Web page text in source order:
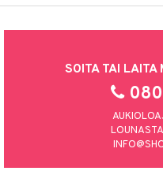
SOITA TAI LAITA